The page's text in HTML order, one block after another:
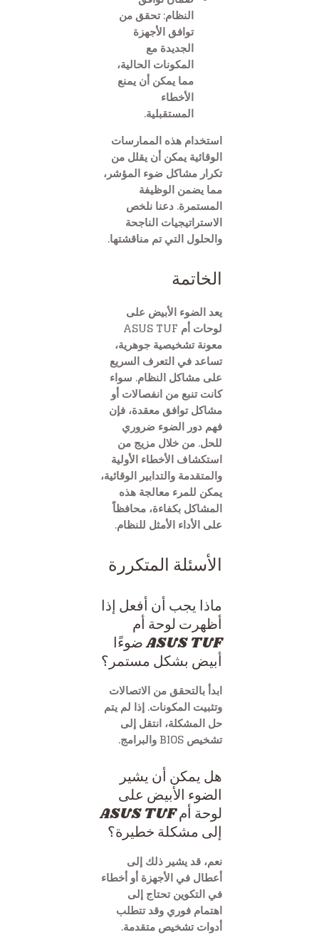
النظام: تحقق من
توافق الأجهزة
الجديدة مع
المكونات الحالية،
مما يمكن أن يمنع
الأخطاء
المستقبلية.
استخدام هذه الممارسات
الوقائية يمكن أن يقلل من
تكرار مشاكل ضوء المؤشر،
مما يضمن الوظيفة
المستمرة. دعنا نلخص
الاستراتيجيات الناجحة
والحلول التي تم مناقشتها.
الخاتمة
يعد الضوء الأبيض على
لوحات أم ASUS TUF
معونة تشخيصية جوهرية،
تساعد في التعرف السريع
على مشاكل النظام. سواء
كانت تنبع من انفصالات أو
مشاكل توافق معقدة، فإن
فهم دور الضوء ضروري
للحل. من خلال مزيج من
استكشاف الأخطاء الأولية
والمتقدمة والتدابير الوقائية،
يمكن للمرء معالجة هذه
المشاكل بكفاءة، محافظاً
على الأداء الأمثل للنظام.
الأسئلة المتكررة
ماذا يجب أن أفعل إذا
أظهرت لوحة أم
ASUS TUF ضوءًا
أبيض بشكل مستمر؟
ابدأ بالتحقق من الاتصالات
وتثبيت المكونات. إذا لم يتم
حل المشكلة، انتقل إلى
تشخيص BIOS والبرامج.
هل يمكن أن يشير
الضوء الأبيض على
لوحة أم ASUS TUF
إلى مشكلة خطيرة؟
نعم، قد يشير ذلك إلى
أعطال في الأجهزة أو أخطاء
في التكوين تحتاج إلى
اهتمام فوري وقد تتطلب
أدوات تشخيص متقدمة.